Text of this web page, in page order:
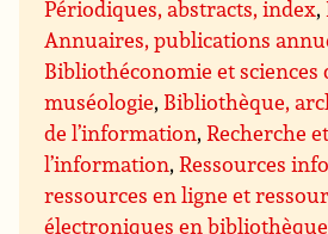
Périodiques, abstracts, index,
Annuaires, publications
Bibliothéconomie et
muséologie, Bibliothèque,
de l’information,Recherche
l’information,Ressources
ressources en ligne et
électroniques en bibliothèque